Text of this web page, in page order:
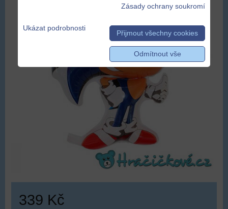
339 Kč
Zásady ochrany soukromí
Ukázat podrobnosti
Přijmout všechny cookies
Odmítnout vše